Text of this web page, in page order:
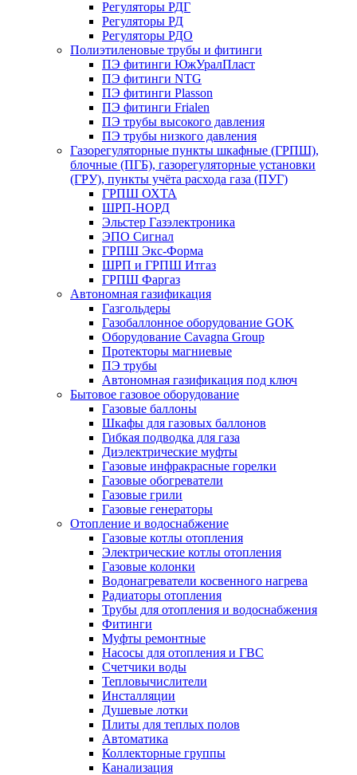
Регуляторы РДГ
Регуляторы РД
Регуляторы РДО
Полиэтиленовые трубы и фитинги
ПЭ фитинги ЮжУралПласт
ПЭ фитинги NTG
ПЭ фитинги Plasson
ПЭ фитинги Frialen
ПЭ трубы высокого давления
ПЭ трубы низкого давления
Газорегуляторные пункты шкафные (ГРПШ),
блочные (ПГБ), газорегуляторные установки
(ГРУ), пункты учёта расхода газа (ПУГ)
ГРПШ ОХТА
ШРП-НОРД
Эльстер Газэлектроника
ЭПО Сигнал
ГРПШ Экс-Форма
ШРП и ГРПШ Итгаз
ГРПШ Фаргаз
Автономная газификация
Газгольдеры
Газобаллонное оборудование GOK
Оборудование Cavagna Group
Протекторы магниевые
ПЭ трубы
Автономная газификация под ключ
Бытовое газовое оборудование
Газовые баллоны
Шкафы для газовых баллонов
Гибкая подводка для газа
Диэлектрические муфты
Газовые инфракрасные горелки
Газовые обогреватели
Газовые грили
Газовые генераторы
Отопление и водоснабжение
Газовые котлы отопления
Электрические котлы отопления
Газовые колонки
Водонагреватели косвенного нагрева
Радиаторы отопления
Трубы для отопления и водоснабжения
Фитинги
Муфты ремонтные
Насосы для отопления и ГВС
Счетчики воды
Тепловычислители
Инсталляции
Душевые лотки
Плиты для теплых полов
Автоматика
Коллекторные группы
Канализация